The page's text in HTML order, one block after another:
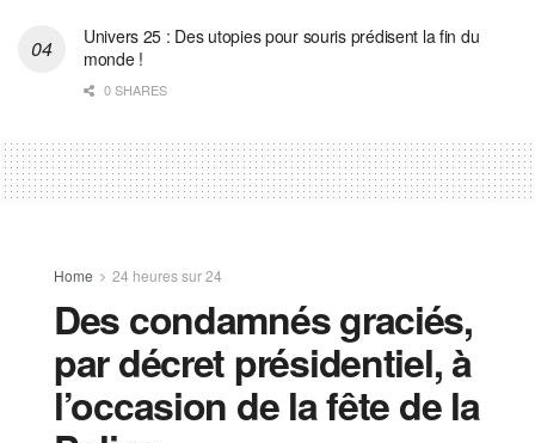
Univers 25 : Des utopies pour souris prédisent la fin du
monde !
0 SHARES
Home 24 heures sur 24
Des condamnés graciés,
par décret présidentiel, à
l’occasion de la fête de la